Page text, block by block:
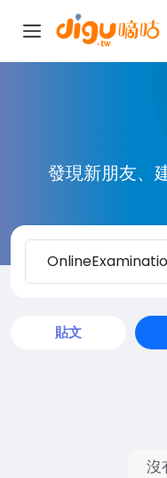
發現新朋友、
貼文
沒